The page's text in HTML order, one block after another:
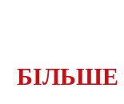
БІЛЬШЕ